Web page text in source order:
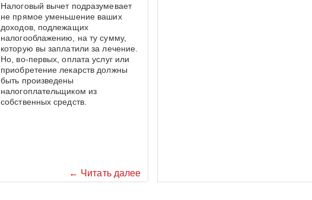
← Читать далее
Налоговый вычет подразумевает
не прямое уменьшение ваших
доходов, подлежащих
налогооблажению, на ту сумму,
которую вы заплатили за лечение.
Но, во-первых, оплата услуг или
приобретение лекарств должны
быть произведены
налогоплательщиком из
собственных средств.